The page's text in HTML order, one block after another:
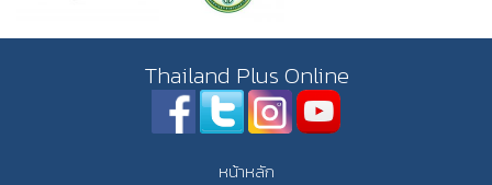
Thailand Plus Online
หน้าหลัก